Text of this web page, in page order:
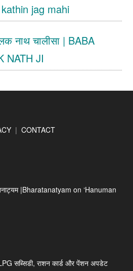
jag mahi
नाथ चालीसा | BABA
NATH JI
|CONTACT
|Bharatanatyam on ‘Hanuman
सब्सिडी, राशन कार्ड और पेंशन अपडेट